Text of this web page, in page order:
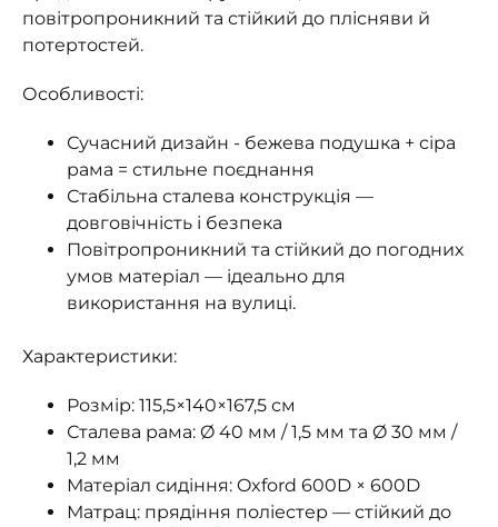
повітропроникний та стійкий до плісняви ​​й
потертостей.
Особливості:
Сучасний дизайн - бежева подушка + сіра
рама = стильне поєднання
Стабільна сталева конструкція —
довговічність і безпека
Повітропроникний та стійкий до погодних
умов матеріал — ідеально для
використання на вулиці.
Характеристики:
Розмір: 115,5×140×167,5 см
Сталева рама: Ø 40 мм / 1,5 мм та Ø 30 мм /
1,2 мм
Матеріал сидіння: Oxford 600D × 600D
Матрац: прядіння поліестер — стійкий до